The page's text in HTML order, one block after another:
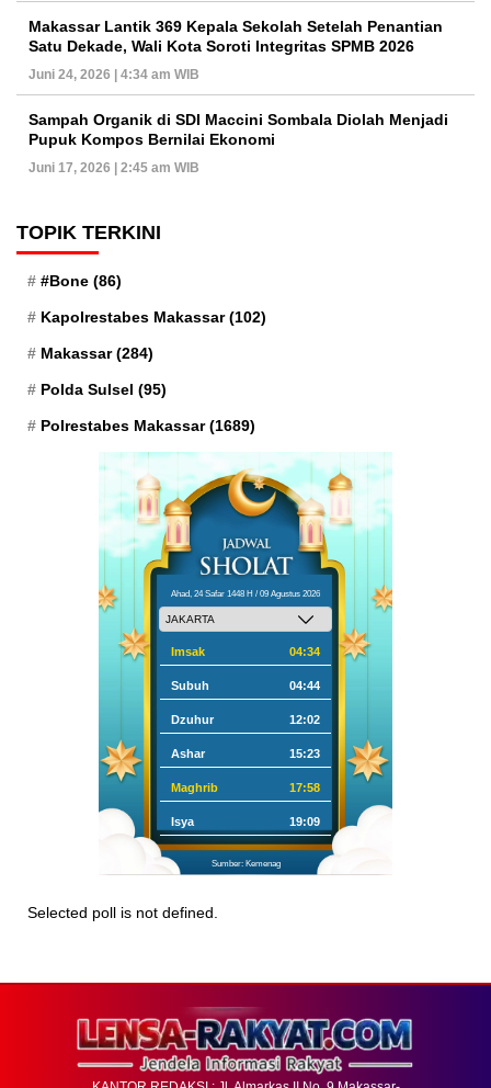
Makassar Lantik 369 Kepala Sekolah Setelah Penantian
Satu Dekade, Wali Kota Soroti Integritas SPMB 2026
Juni 24, 2026 | 4:34 am WIB
Sampah Organik di SDI Maccini Sombala Diolah Menjadi
Pupuk Kompos Bernilai Ekonomi
Juni 17, 2026 | 2:45 am WIB
TOPIK TERKINI
#Bone (86)
Kapolrestabes Makassar(102)
Makassar(284)
Polda Sulsel (95)
Polrestabes Makassar(1689)
Ahad, 24 Safar 1448 H / 09 Agustus 2026
Imsak 04:34
Subuh 04:44
Dzuhur 12:02
Ashar 15:23
Maghrib 17:58
Isya 19:09
Sumber: Kemenag
Selected poll is not defined.